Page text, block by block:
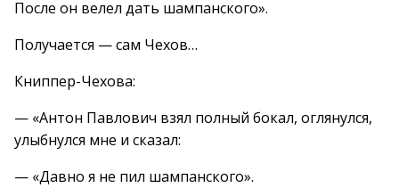
После он велел дать шампанского».
Получается — сам Чехов…
Книппер-Чехова:
— «Антон Павлович взял полный бокал, оглянулся,
улыбнулся мне и сказал:
— «Давно я не пил шампанского».